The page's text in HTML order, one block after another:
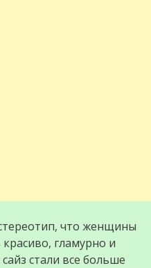
что женщины
гламурно и
стали все больше